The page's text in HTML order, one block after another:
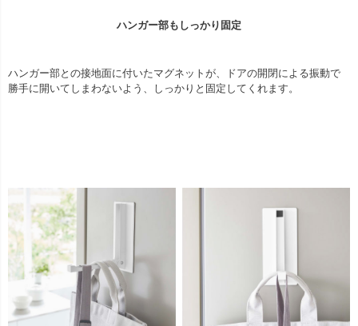
ハンガー部もしっかり固定
ハンガー部との接地面に付いたマグネットが、ドアの開閉による振動で
勝手に開いてしまわないよう、しっかりと固定してくれます。